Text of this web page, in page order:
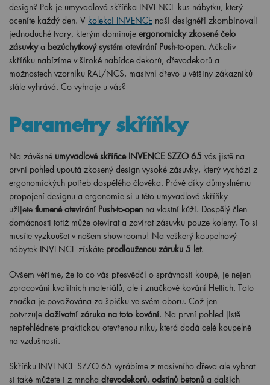
design? Pak je umyvadlová skříňka INVENCE kus nábytku, který
oceníte každý den. V kolekci INVENCE naši designéři zkombinovali
jednoduché tvary, kterým dominuje ergonomicky zkosené čelo
zásuvky a bezúchytkový systém otevírání Push-to-open. Ačkoliv
skříňku nabízíme v široké nabídce dekorů, dřevodekorů a
možnostech vzorníku RAL/NCS, masivní dřevo u většiny zákazníků
stále vyhrává. Co vyhraje u vás?
Parametry skříňky
Na závěsné umyvadlové skříňce INVENCE SZZO 65 vás jistě na
první pohled upoutá zkosený design vysoké zásuvky, který vychází z
ergonomických potřeb dospělého člověka. Právě díky důmyslnému
propojení designu a ergonomie si u této umyvadlové skříňky
užijete tlumené otevírání Push-to-open na vlastní kůži. Dospělý člen
domácnosti totiž může otevírat a zavírat zásuvku pouze koleny. To si
musíte vyzkoušet v našem showroomu! Na veškerý koupelnový
nábytek INVENCE získáte prodlouženou záruku 5 let.
Ovšem věříme, že to co vás přesvědčí o správnosti koupě, je nejen
zpracování kvalitních materiálů, ale i značkové kování Hettich. Tato
značka je považována za špičku ve svém oboru. Což jen
potvrzuje doživotní záruka na toto kování. Na první pohled jistě
nepřehlédnete praktickou otevřenou niku, která dodá celé koupelně
na vzdušnosti.
Skříňku INVENCE SZZO 65 vyrábíme z masivního dřeva ale vybrat
si také můžete i z mnoha dřevodekorů, odstínů betonů a dalších